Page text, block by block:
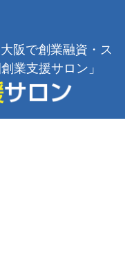
阪で創業融資・ス
業支援サロン」